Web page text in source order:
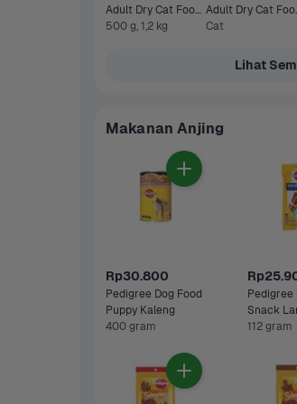
Adult Dry Cat Food
Tuna & Mackerel
500 g, 1,2 kg
Adult Dry Cat
Tuna & Salmon 1,2
Cat
Lihat
Makanan Anjing
Rp30.800
Pedigree Dog Food
Puppy Kaleng
400 gram
Pedigree
Snack
112 gram